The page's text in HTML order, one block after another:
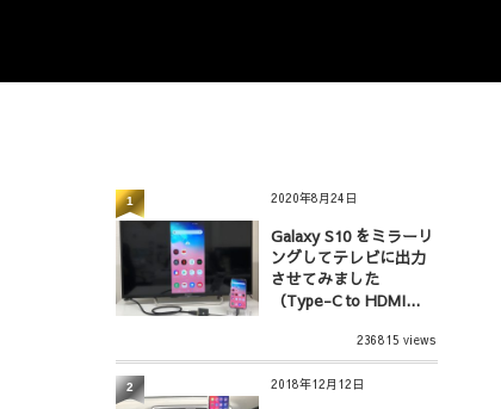
2020年8月24日
Galaxy S10 をミラーリ
ングしてテレビに出力
させてみました
（Type-C to HDMI...
236815 views
1
2018年12月12日
2